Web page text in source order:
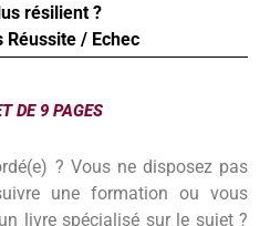
résilient ?
/ Echec
DE 9 PAGES
? Vous ne disposez pas
une formation ou vous
livre spécialisé sur le sujet ?